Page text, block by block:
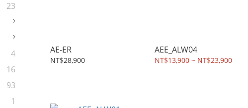
23
4
16
93
1
AE-ER
NT$28,900
AEE_ALW04
NT$13,900 ~ NT$23,900